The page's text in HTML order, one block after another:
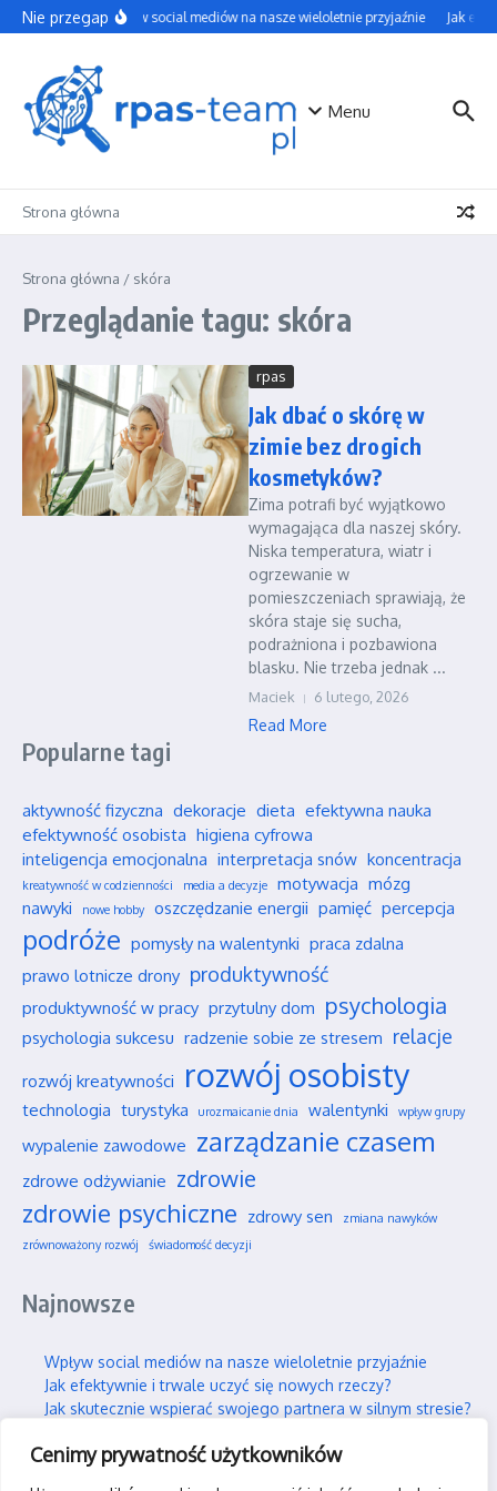
Cenimy prywatność użytkowników
Przejdź do treści
Nie przegapWpływ social mediów na nasze wieloletnie przyjaźnie Jak
Menu
Strona główna
Strona główna / skóra
Przeglądanie tagu: skóra
rpas
Jak dbać o skórę w
zimie bez drogich
kosmetyków?
Zima potrafi być wyjątkowo
wymagająca dla naszej skóry.
Niska temperatura, wiatr i
ogrzewanie w
pomieszczeniach sprawiają, że
skóra staje się sucha,
podrażniona i pozbawiona
blasku. Nie trzeba jednak ...
Maciek 6 lutego, 2026
Read More
Popularne tagi
aktywność fizyczna dekoracje dieta efektywna nauka
efektywność osobista higiena cyfrowa
inteligencja emocjonalna interpretacja snów koncentracja
kreatywność w codzienności media a decyzje motywacja mózg
nawyki
nowe hobby oszczędzanie energii pamięć percepcja
podróże pomysły na walentynki praca zdalna
prawo lotnicze drony produktywność
produktywność w pracy przytulny dom psychologia
psychologia sukcesu radzenie sobie ze stresem relacje
rozwój kreatywności rozwój osobisty
technologia turystyka urozmaicanie dnia walentynki wpływ grupy
wypalenie zawodowe zarządzanie czasem
zdrowe odżywianie zdrowie
zdrowie psychiczne zdrowy sen
zmiana nawyków
zrównoważony rozwój
świadomość decyzji
Najnowsze
Wpływ social mediów na nasze wieloletnie przyjaźnie
Jak efektywnie i trwale uczyć się nowych rzeczy?
Jak skutecznie wspierać swojego partnera w silnym stresie?
Praca hybrydowa – czy to faktycznie idealne rozwiązanie?